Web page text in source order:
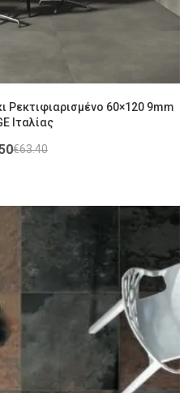
Ρεκτιφιαρισμένο 60×120 9mm
Ιταλίας
€63.40